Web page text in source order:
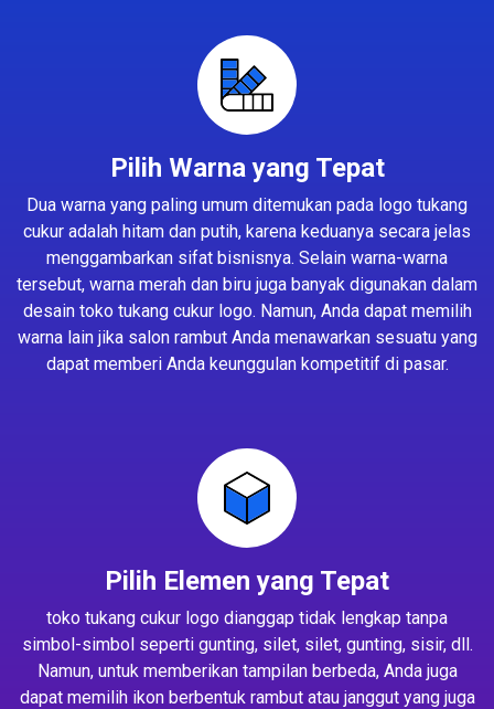
Pilih Warna yang Tepat
Dua warna yang paling umum ditemukan pada logo tukang
cukur adalah hitam dan putih, karena keduanya secara jelas
menggambarkan sifat bisnisnya. Selain warna-warna
tersebut, warna merah dan biru juga banyak digunakan dalam
desain toko tukang cukur logo. Namun, Anda dapat memilih
warna lain jika salon rambut Anda menawarkan sesuatu yang
dapat memberi Anda keunggulan kompetitif di pasar.
Pilih Elemen yang Tepat
toko tukang cukur logo dianggap tidak lengkap tanpa
simbol-simbol seperti gunting, silet, silet, gunting, sisir, dll.
Namun, untuk memberikan tampilan berbeda, Anda juga
dapat memilih ikon berbentuk rambut atau janggut yang juga